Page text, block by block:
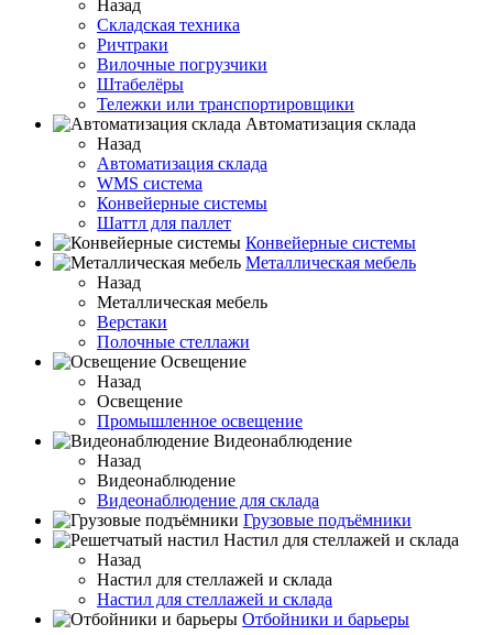
Назад
Складская техника
Ричтраки
Вилочные погрузчики
Штабелёры
Тележки или транспортировщики
Автоматизация склада
Назад
Автоматизация склада
WMS система
Конвейерные системы
Шаттл для паллет
Конвейерные системы
Металлическая мебель
Назад
Металлическая мебель
Верстаки
Полочные стеллажи
Освещение
Назад
Освещение
Промышленное освещение
Видеонаблюдение
Назад
Видеонаблюдение
Видеонаблюдение для склада
Грузовые подъёмники
Настил для стеллажей и склада
Назад
Настил для стеллажей и склада
Настил для стеллажей и склада
Отбойники и барьеры